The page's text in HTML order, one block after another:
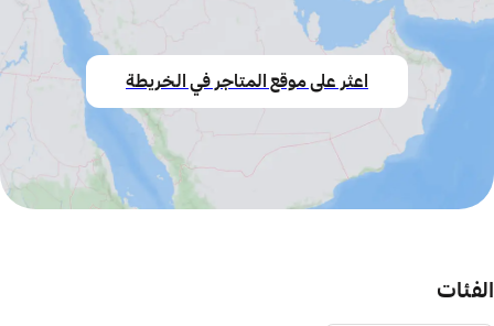
اعثر على موقع المتاجر في الخريطة
الفئات